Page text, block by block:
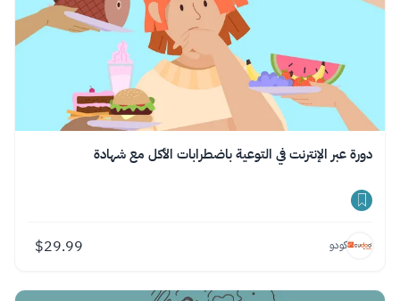
دورة عبر الإنترنت في التوعية باضطرابات الأكل مع شهادة
كودو $29.99